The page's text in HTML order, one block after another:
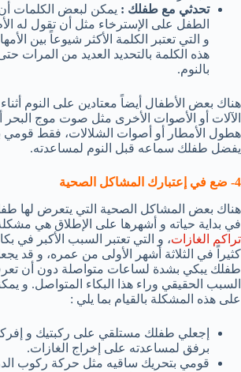
تحدثي مع طفلك : يمكن لبعض الكلمات
الطفل على الإسترخاء مثل أن تقول له
و التي تعتبر الكلمة الأكثر شيوعاً بين
هذه الكلمة بالتحديد العديد من المرات
بالنوم.
هناك بعض الأطفال أيضاً معتادين على النوم
الآلات أو الأصوات الأخرى مثل صوت موج
هطول الأمطار أو أصوات الشلالات، فقط قومي
يفضل طفلك سماعه قبل النوم لمساعدته.
4- ضع في إعتبارك المشاكل الصحية
هناك بعض المشاكل الصحية التي يتعرض لها
في بداية حياته و أشهرها على الإطلاق هي
تراكم الغازات، و التي تعتبر السبب الأكبر في
كثيراً في الثلاثة أشهر الأولى من عمره، و قد
طفلك يبكي بشدة لساعات متواصلة دون أن
السبب الحقيقي وراء هذا البكاء المتواصل. و
على هذه المشكلة بالقيام بما يلي :
إجعلي طفلك مستلقي على ركبتيك و
برفق لمساعدته على إخراج الغازات.
قومي بتحريك ساقيه مثل حركة ركوب